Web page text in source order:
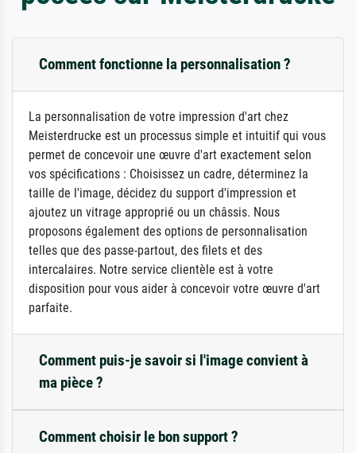
Comment fonctionne la personnalisation ?
La personnalisation de votre impression d'art chez
Meisterdrucke est un processus simple et intuitif qui vous
permet de concevoir une œuvre d'art exactement selon
vos spécifications : Choisissez un cadre, déterminez la
taille de l'image, décidez du support d'impression et
ajoutez un vitrage approprié ou un châssis. Nous
proposons également des options de personnalisation
telles que des passe-partout, des filets et des
intercalaires. Notre service clientèle est à votre
disposition pour vous aider à concevoir votre œuvre d'art
parfaite.
Comment puis-je savoir si l'image convient à
ma pièce ?
Comment choisir le bon support ?